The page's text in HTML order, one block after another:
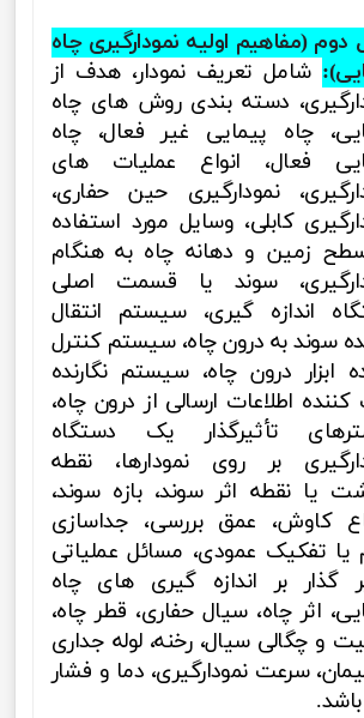
دوم (مفاهیم اولیه نمودارگیری چاه
): شامل تعریف نمودار، هدف از
دسته بندی روش های چاه
چاه پیمایی غیر فعال، چاه
فعال، انواع عملیات های
نمودارگیری حین حفاری،
کابلی، وسایل مورد استفاده
زمین و دهانه چاه به هنگام
سوند یا قسمت اصلی
اندازه گیری، سیستم انتقال
سوند به درون چاه، سیستم کنترل
ابزار درون چاه، سیستم نگارنده
اطلاعات ارسالی از درون چاه،
تأثیرگذار یک دستگاه
بر روی نمودارها، نقطه
یا نقطه اثر سوند، بازه سوند،
کاوش، عمق بررسی، جداسازی
یا تفکیک عمودی، مسائل عملیاتی
گذار بر اندازه گیری های چاه
اثر چاه، سیال حفاری، قطر چاه،
و چگالی سیال، رخنه، لوله جداری
سرعت نمودارگیری، دما و فشار